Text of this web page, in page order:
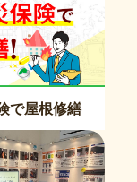
で屋根修繕